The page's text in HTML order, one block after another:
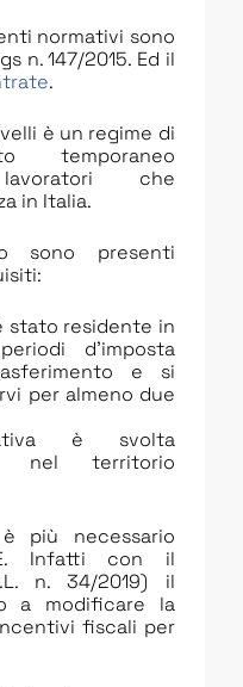
normativi sono
n. 147/2015. Ed il
.
è un regime di
temporaneo
che
in Italia.
sono presenti
stato residente in
d’imposta
e si
per almeno due
è svolta
nel territorio
più necessario
Infatti con il
n. 34/2019) il
a modificare la
fiscali per